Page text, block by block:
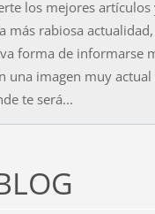
los mejores
más rabiosa
forma de informarse
una imagen muy
te será...